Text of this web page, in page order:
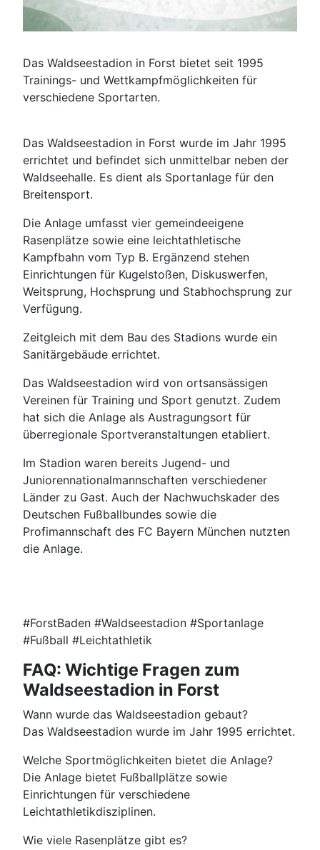
Das Waldseestadion in Forst bietet seit 1995
Trainings- und Wettkampfmöglichkeiten für
verschiedene Sportarten.
Das Waldseestadion in Forst wurde im Jahr 1995
errichtet und befindet sich unmittelbar neben der
Waldseehalle. Es dient als Sportanlage für den
Breitensport.
Die Anlage umfasst vier gemeindeeigene
Rasenplätze sowie eine leichtathletische
Kampfbahn vom Typ B. Ergänzend stehen
Einrichtungen für Kugelstoßen, Diskuswerfen,
Weitsprung, Hochsprung und Stabhochsprung zur
Verfügung.
Zeitgleich mit dem Bau des Stadions wurde ein
Sanitärgebäude errichtet.
Das Waldseestadion wird von ortsansässigen
Vereinen für Training und Sport genutzt. Zudem
hat sich die Anlage als Austragungsort für
überregionale Sportveranstaltungen etabliert.
Im Stadion waren bereits Jugend- und
Juniorennationalmannschaften verschiedener
Länder zu Gast. Auch der Nachwuchskader des
Deutschen Fußballbundes sowie die
Profimannschaft des FC Bayern München nutzten
die Anlage.
#ForstBaden #Waldseestadion #Sportanlage
#Fußball #Leichtathletik
FAQ: Wichtige Fragen zum
Waldseestadion in Forst
Wann wurde das Waldseestadion gebaut?
Das Waldseestadion wurde im Jahr 1995 errichtet.
Welche Sportmöglichkeiten bietet die Anlage?
Die Anlage bietet Fußballplätze sowie
Einrichtungen für verschiedene
Leichtathletikdisziplinen.
Wie viele Rasenplätze gibt es?